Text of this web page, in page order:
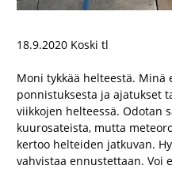
18.9.2020 Koski tl
Moni tykkää helteestä. Minä
ponnistuksesta ja ajatukset
viikkojen helteessä. Odotan
kuurosateista, mutta
kertoo helteiden jatkuvan.
vahvistaa ennustettaan. Voi